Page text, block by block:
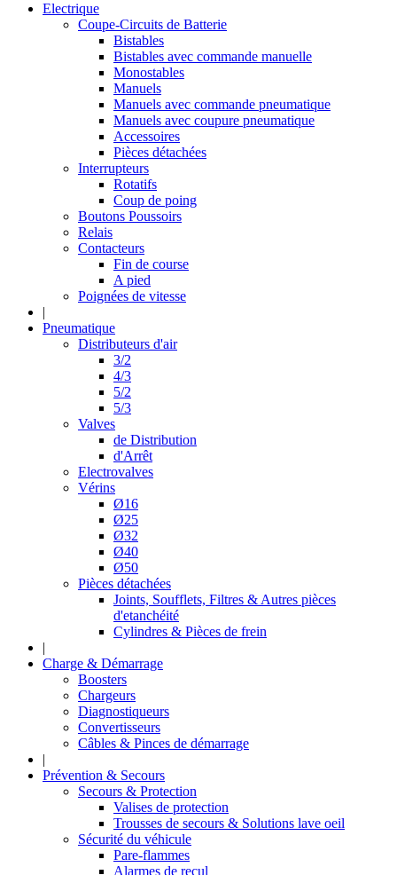
Electrique
Coupe-Circuits de Batterie
Bistables
Bistables avec commande manuelle
Monostables
Manuels
Manuels avec commande pneumatique
Manuels avec coupure pneumatique
Accessoires
Pièces détachées
Interrupteurs
Rotatifs
Coup de poing
Boutons Poussoirs
Relais
Contacteurs
Fin de course
A pied
Poignées de vitesse
|
Pneumatique
Distributeurs d'air
3/2
4/3
5/2
5/3
Valves
de Distribution
d'Arrêt
Electrovalves
Vérins
Ø16
Ø25
Ø32
Ø40
Ø50
Pièces détachées
Joints, Soufflets, Filtres & Autres pièces
d'etanchéité
Cylindres & Pièces de frein
|
Charge & Démarrage
Boosters
Chargeurs
Diagnostiqueurs
Convertisseurs
Câbles & Pinces de démarrage
|
Prévention & Secours
Secours & Protection
Valises de protection
Trousses de secours & Solutions lave oeil
Sécurité du véhicule
Pare-flammes
Alarmes de recul